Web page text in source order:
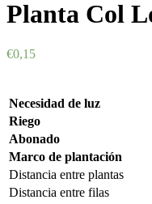
Planta Col
€0,15
Necesidad de luz
Riego
Abonado
Marco de plantación
Distancia entre plantas
Distancia entre filas